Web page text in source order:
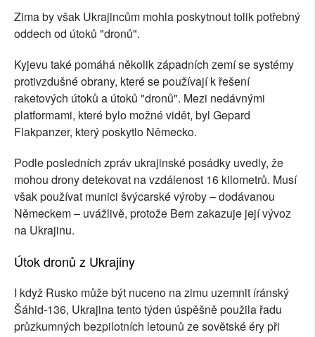
Zima by však Ukrajincům mohla poskytnout tolik potřebný
oddech od útoků "dronů".
Kyjevu také pomáhá několik západních zemí se systémy
protivzdušné obrany, které se používají k řešení
raketových útoků a útoků "dronů". Mezi nedávnými
platformami, které bylo možné vidět, byl Gepard
Flakpanzer, který poskytlo Německo.
Podle posledních zpráv ukrajinské posádky uvedly, že
mohou drony detekovat na vzdálenost 16 kilometrů. Musí
však používat munici švýcarské výroby – dodávanou
Německem – uvážlivě, protože Bern zakazuje její vývoz
na Ukrajinu.
Útok dronů z Ukrajiny
I když Rusko může být nuceno na zimu uzemnit íránský
Šáhid-136, Ukrajina tento týden úspěšně použila řadu
průzkumných bezpilotních letounů ze sovětské éry při